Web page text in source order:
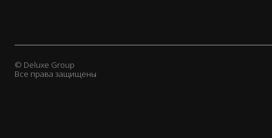
© Deluxe Group
Все права защищены